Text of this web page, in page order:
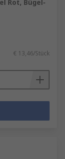
Rot, Bügel-
€ 13,46/Stück